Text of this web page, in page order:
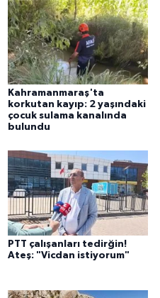
Kahramanmaraş'ta
korkutan kayıp: 2 yaşındaki
çocuk sulama kanalında
bulundu
PTT çalışanları tedirğin!
Ateş: "Vicdan istiyorum"